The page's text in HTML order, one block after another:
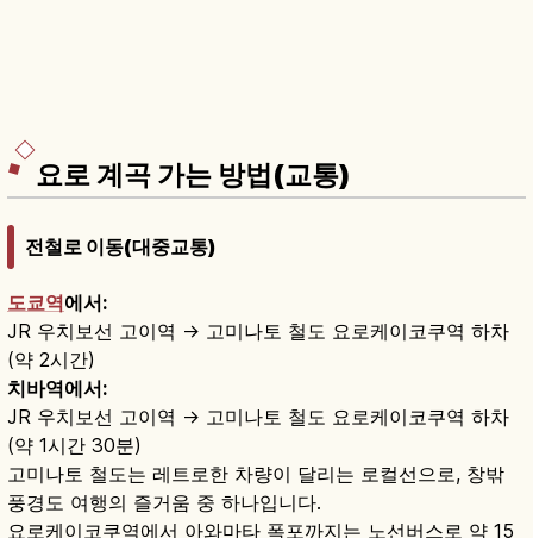
요로 계곡 가는 방법(교통)
전철로 이동(대중교통)
도쿄역에서:
JR 우치보선 고이역 → 고미나토 철도 요로케이코쿠역 하차
(약 2시간)
치바역에서:
JR 우치보선 고이역 → 고미나토 철도 요로케이코쿠역 하차
(약 1시간 30분)
고미나토 철도는 레트로한 차량이 달리는 로컬선으로, 창밖
풍경도 여행의 즐거움 중 하나입니다.
요로케이코쿠역에서 아와마타 폭포까지는 노선버스로 약 15